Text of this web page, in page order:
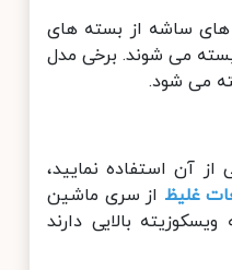
ساشه از بسته های
می شوند. برخی مدل
می شود.
آن استفاده نمایید،
غلیظاز سری ماشین
بالایی دارند